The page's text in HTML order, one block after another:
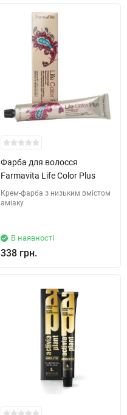
Фарба для волосся
Farmavita Life Color Plus
Крем-фарба з низьким вмістом
аміаку
В наявності
338 грн.